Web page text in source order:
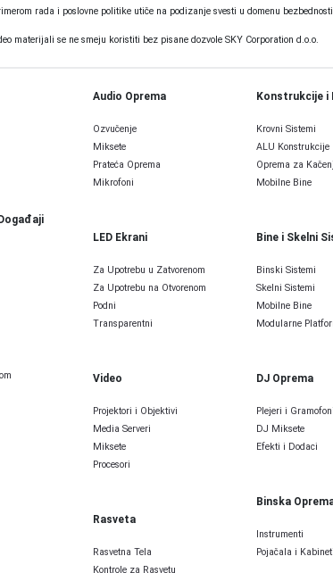
rada i poslovne politike utiče na podizanje svesti u domenu
materijali se ne smeju koristiti bez pisane dozvole SKY Corporation d.o.o.
Audio Oprema
Ozvučenje
Miksete
Prateća Oprema
Mikrofoni
LED Ekrani
Za Upotrebu u Zatvorenom
Za Upotrebu na Otvorenom
Podni
Transparentni
Video
Projektori i Objektivi
Media Serveri
Miksete
Procesori
Rasveta
Rasvetna Tela
Kontrole za Rasvetu
Konstrukcije i
Krovni Sistemi
ALU Konstrukcije
Oprema za
Mobilne Bine
Bine i Skelni
Binski Sistemi
Skelni Sistemi
Mobilne Bine
Modularne
DJ Oprema
Plejeri i Gramofoni
DJ Miksete
Efekti i Dodaci
Binska
Instrumenti
Pojačala i Kabineti